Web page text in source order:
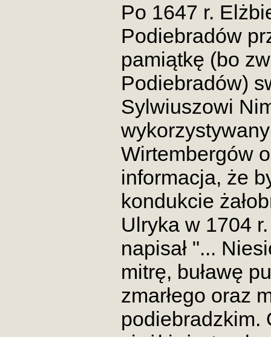
Po 1647 r.
Podiebradów
pamiątkę (bo
Podiebradów)
Sylwiuszowi
Wirtembergów
informacja, że
kondukcie
Ulryka w 1704
napisał "...
mitrę, buławę
zmarłego oraz
podiebradzkim.